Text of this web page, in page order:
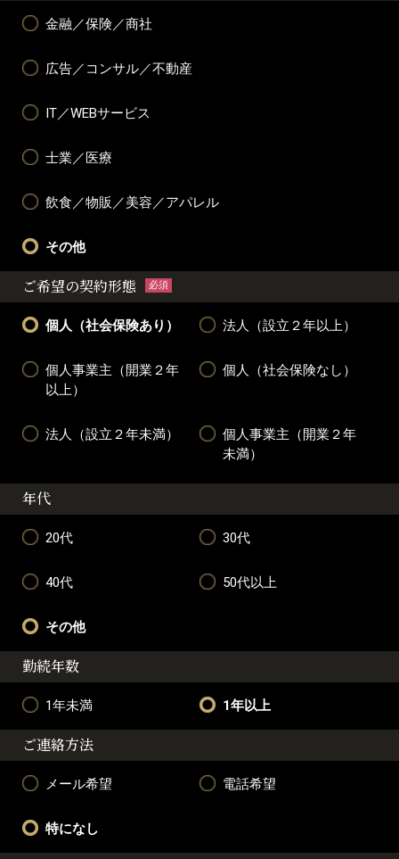
金融／保険／商社
広告／コンサル／不動産
IT／WEBサービス
士業／医療
飲食／物販／美容／アパレル
その他
ご希望の契約形態 必須
個人（社会保険あり） 法人（設立２年以上）
個人事業主（開業２年
以上）
個人（社会保険なし）
法人（設立２年未満）
個人事業主（開業２年
未満）
年代
20代 30代
40代 50代以上
その他
勤続年数
1年未満 1年以上
ご連絡方法
メール希望 電話希望
特になし